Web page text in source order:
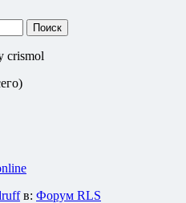
crismol
в: Форум RLS